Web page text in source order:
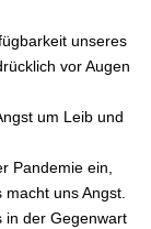
unseres
vor Augen
um Leib und
Pandemie ein,
uns Angst.
in der Gegenwart